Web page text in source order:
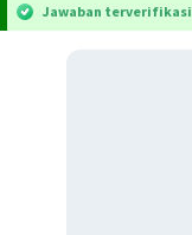
Jawaban terverifikasi